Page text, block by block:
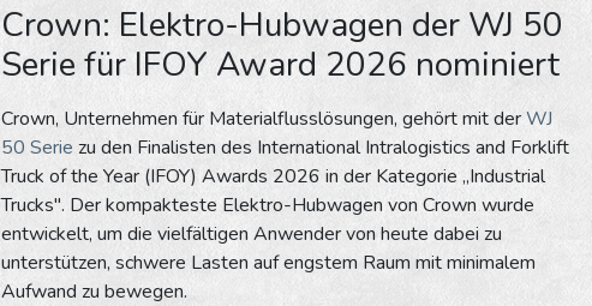
Crown: Elektro-Hubwagen der WJ 50
Serie für IFOY Award 2026 nominiert
Crown, Unternehmen für Materialflusslösungen, gehört mit derWJ
50 Serie zu den Finalisten des International Intralogistics and Forklift
Truck of the Year (IFOY) Awards 2026 in der Kategorie „Industrial
Trucks". Der kompakteste Elektro-Hubwagen von Crown wurde
entwickelt, um die vielfältigen Anwender von heute dabei zu
unterstützen, schwere Lasten auf engstem Raum mit minimalem
Aufwand zu bewegen.